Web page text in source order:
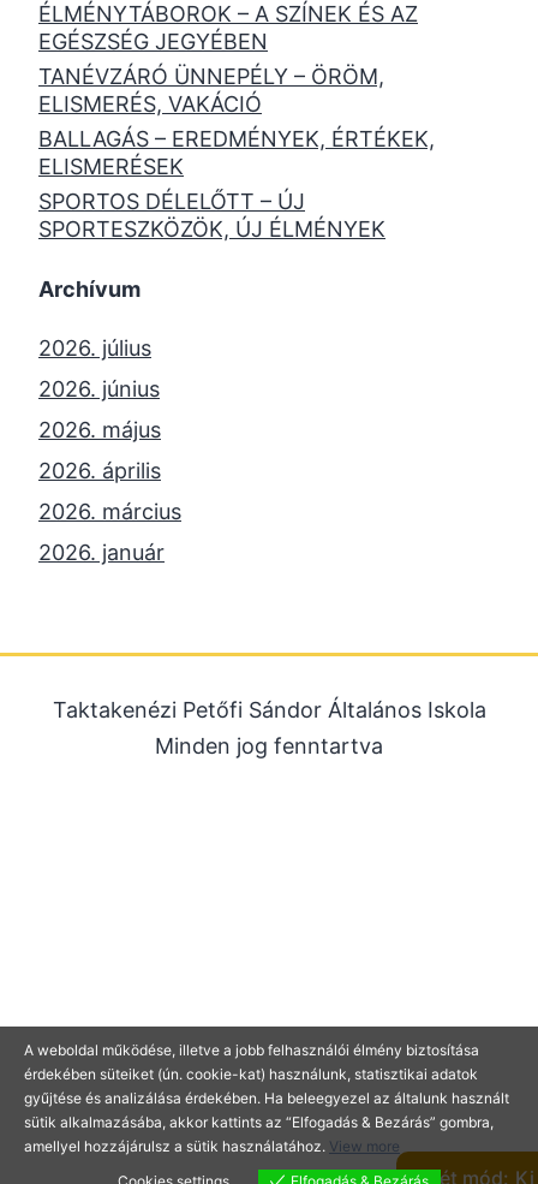
ÉLMÉNYTÁBOROK – A SZÍNEK ÉS AZ
EGÉSZSÉG JEGYÉBEN
TANÉVZÁRÓ ÜNNEPÉLY – ÖRÖM,
ELISMERÉS, VAKÁCIÓ
BALLAGÁS – EREDMÉNYEK, ÉRTÉKEK,
ELISMERÉSEK
SPORTOS DÉLELŐTT – ÚJ
SPORTESZKÖZÖK, ÚJ ÉLMÉNYEK
Archívum
2026. július
2026. június
2026. május
2026. április
2026. március
2026. január
2025. július
2025. június
2024. október
2024. július
2024. június
Taktakenézi Petőfi Sándor Általános Iskola
Minden jog fenntartva
A weboldal működése, illetve a jobb felhasználói élmény biztosítása
érdekében süteiket (ún. cookie-kat) használunk, statisztikai adatok
gyűjtése és analizálása érdekében. Ha beleegyezel az általunk használt
sütik alkalmazásába, akkor kattints az “Elfogadás & Bezárás” gombra,
amellyel hozzájárulsz a sütik használatához. View more
Sötét mód: